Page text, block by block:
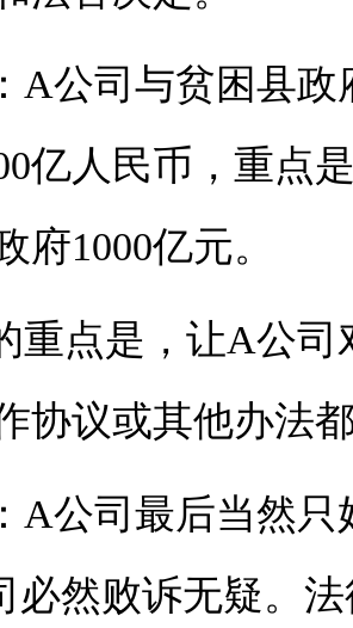
A公司与贫困县
亿人民币，重点
府1000亿元。
重点是，让A公
协议或其他办法
A公司最后当然
必然败诉无疑。